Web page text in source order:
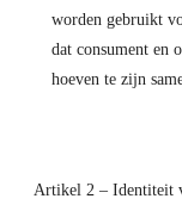
worden gebruikt
dat consument en
hoeven te zijn
Artikel 2 – Identiteit